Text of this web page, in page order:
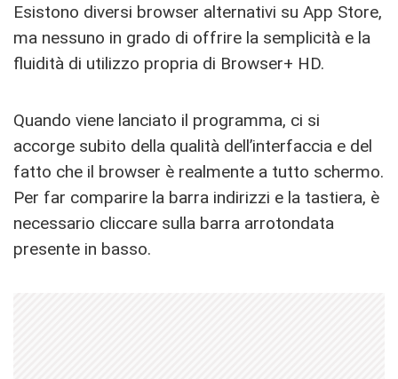
Esistono diversi browser alternativi su App Store,
ma nessuno in grado di offrire la semplicità e la
fluidità di utilizzo propria di Browser+ HD.
Quando viene lanciato il programma, ci si
accorge subito della qualità dell’interfaccia e del
fatto che il browser è realmente a tutto schermo.
Per far comparire la barra indirizzi e la tastiera, è
necessario cliccare sulla barra arrotondata
presente in basso.